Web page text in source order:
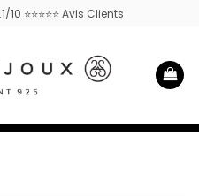
⭐⭐⭐⭐⭐ Avis Clients